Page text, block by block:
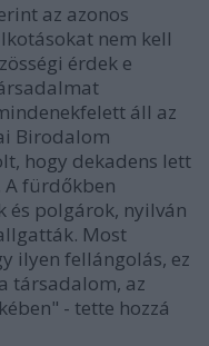
az azonos
nem kell
érdek e
áll az
Birodalom
hogy dekadens lett
A fürdőkben
és polgárok, nyilván
Most
ilyen fellángolás, ez
társadalom, az
- tette hozzá